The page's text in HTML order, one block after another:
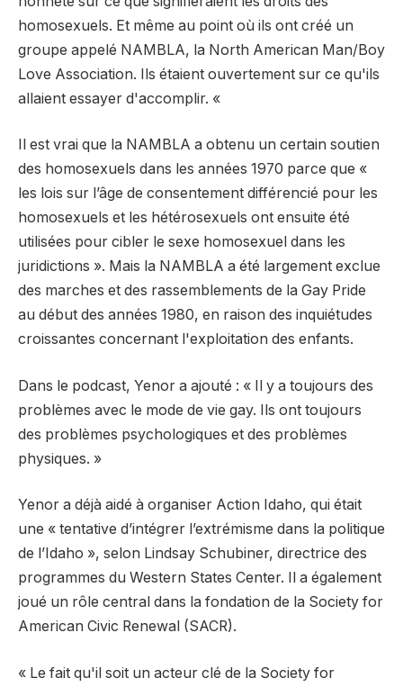
homosexuels. Et même au point où ils ont créé un
groupe appelé NAMBLA, la North American Man/Boy
Love Association. Ils étaient ouvertement sur ce qu'ils
allaient essayer d'accomplir. «
Il est vrai que la NAMBLA a obtenu un certain soutien
des homosexuels dans les années 1970 parce que «
les lois sur l’âge de consentement différencié pour les
homosexuels et les hétérosexuels ont ensuite été
utilisées pour cibler le sexe homosexuel dans les
juridictions ». Mais la NAMBLA a été largement exclue
des marches et des rassemblements de la Gay Pride
au début des années 1980, en raison des inquiétudes
croissantes concernant l'exploitation des enfants.
Dans le podcast, Yenor a ajouté : « Il y a toujours des
problèmes avec le mode de vie gay. Ils ont toujours
des problèmes psychologiques et des problèmes
physiques. »
Yenor a déjà aidé à organiser Action Idaho, qui était
une « tentative d’intégrer l’extrémisme dans la politique
de l’Idaho », selon Lindsay Schubiner, directrice des
programmes du Western States Center. Il a également
joué un rôle central dans la fondation de la Society for
American Civic Renewal (SACR).
« Le fait qu'il soit un acteur clé de la Society for